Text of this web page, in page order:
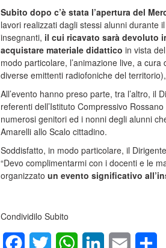
Subito dopo c’è stata l’apertura del
lavori realizzati dagli stessi alunni durante
insegnanti, il cui ricavato sarà devoluto
acquistare materiale didattico in vista
modo particolare, l’animazione live, a
diverse emittenti radiofoniche del
All’evento hanno preso parte, tra l’altro, il
referenti dell’Istituto Compressivo
numerosi genitori ed i nonni degli alunni
Amarelli allo Scalo cittadino.
Soddisfatto, in modo particolare, il
“Devo complimentarmi con i docenti e le
organizzato un evento significativo
Condividilo Subito
FacebookTwitter WhatsAppLinkedInEmail